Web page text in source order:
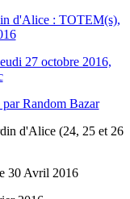
d'Alice : TOTEM(s),
27 octobre 2016,
Random Bazar
d'Alice (24, 25 et 26
30 Avril 2016